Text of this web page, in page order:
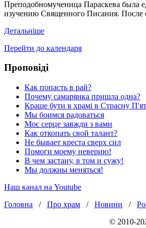
Преподобномученица Параскева была
изучению Священного Писания. После
Детальніше
Перейти до календаря
Проповіді
Как попасть в рай?
Почему самарянка пришла одна?
Краще бути в храмі в Страсну
Мы боимся радоваться
Моє серце завжди з вами
Как откопать свой талант?
Не бывает креста сверх сил
Помоги моему неверию!
В чем застану, в том и сужу!
Мы должны меняться!
Наш канал на Youtube
Головна / Про храм / Новини /
© 2010-